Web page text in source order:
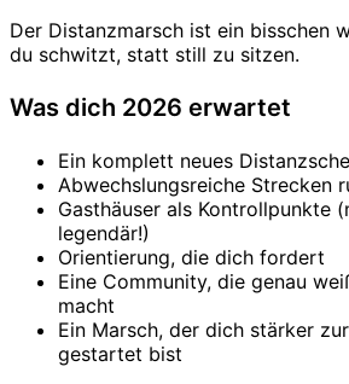
Der Distanzmarsch ist ein bisschen
du schwitzt, statt still zu sitzen.
Was dich 2026 erwartet
Ein komplett neues
Abwechslungsreiche Strecken
Gasthäuser als Kontrollpunkte
legendär!)
Orientierung, die dich fordert
Eine Community, die genau
macht
Ein Marsch, der dich stärker
gestartet bist